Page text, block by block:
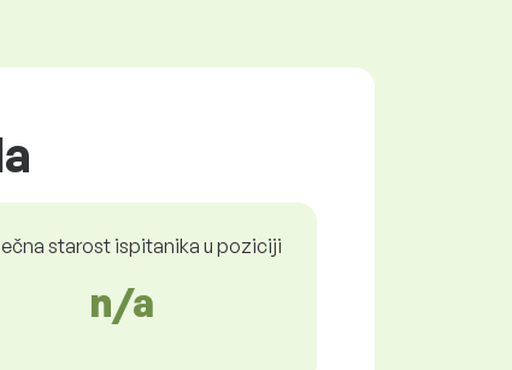
starost ispitanika u poziciji
n/a